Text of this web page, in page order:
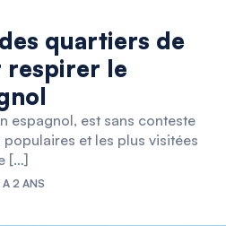
quartiers de
respirer le
espagnol, est sans conteste
populaires et les plus visitées
[…]
A 2 ANS